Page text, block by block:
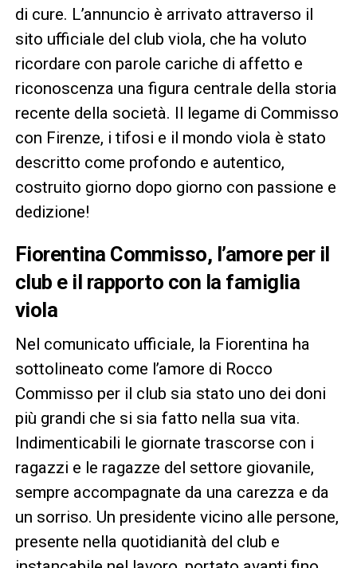
di cure. L’annuncio è arrivato attraverso il
sito ufficiale del club viola, che ha voluto
ricordare con parole cariche di affetto e
riconoscenza una figura centrale della storia
recente della società. Il legame di Commisso
con Firenze, i tifosi e il mondo viola è stato
descritto come profondo e autentico,
costruito giorno dopo giorno con passione e
dedizione!
Fiorentina Commisso, l’amore per il
club e il rapporto con la famiglia
viola
Nel comunicato ufficiale, la Fiorentina ha
sottolineato come l’amore di Rocco
Commisso per il club sia stato uno dei doni
più grandi che si sia fatto nella sua vita.
Indimenticabili le giornate trascorse con i
ragazzi e le ragazze del settore giovanile,
sempre accompagnate da una carezza e da
un sorriso. Un presidente vicino alle persone,
presente nella quotidianità del club e